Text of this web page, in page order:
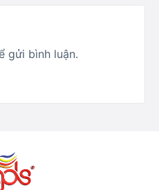
gửi bình luận.